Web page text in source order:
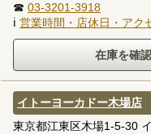
☎ 03-3201-3918
ℹ 営業時間・店休日・アク
イトーヨーカドー木場店
東京都江東区木場1-5-30